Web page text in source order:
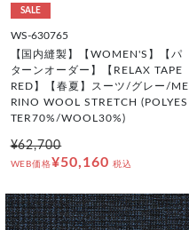
SALE
WS-630765
【国内縫製】【WOMEN'S】【パ
ターンオーダー】【RELAX TAPE
RED】【春夏】スーツ/グレー/ME
RINO WOOL STRETCH (POLYES
TER70%/WOOL30%)
¥62,700
WEB価格¥50,160 税込